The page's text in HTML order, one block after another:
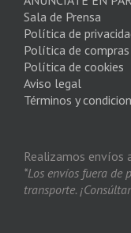
Sala de Prensa
Política de
Política de compras
Política de cookies
Aviso legal
Términos y
Realizamos envíos
*Los envíos fuera de
transporte.